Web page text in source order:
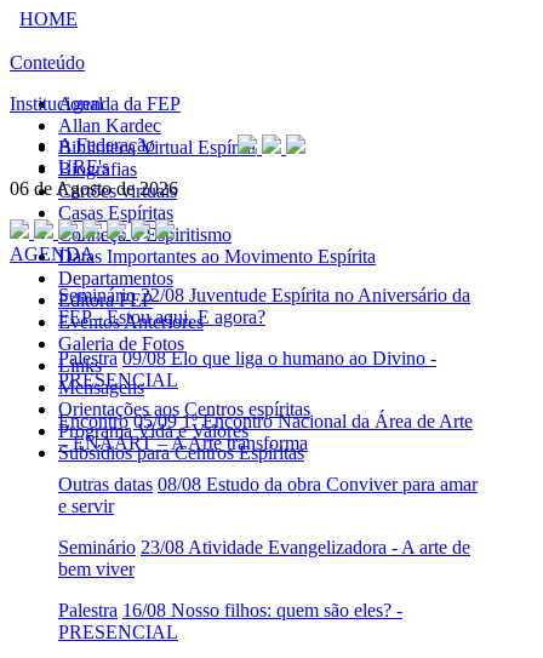
HOME
Conteúdo
Agenda da FEP
Allan Kardec
Biblioteca Virtual Espírita
Biografias
Cartões virtuais
Casas Espíritas
Conheça o Espiritismo
Datas Importantes ao Movimento Espírita
Departamentos
Editora FEP
Eventos Anteriores
Galeria de Fotos
Links
Mensagens
Orientações aos Centros espíritas
Programa Vida e Valores
Subsídios para Centros Espíritas
Institucional
A Federação
URE's
06 de Agosto de 2026
AGENDA
Seminário 22/08 Juventude Espírita no Aniversário da
FEP - Estou aqui. E agora?
Palestra 09/08 Elo que liga o humano ao Divino -
PRESENCIAL
Encontro 05/09 1º Encontro Nacional da Área de Arte
– ENAART – A Arte transforma
Outras datas 08/08 Estudo da obra Conviver para amar
e servir
Seminário 23/08 Atividade Evangelizadora - A arte de
bem viver
Palestra 16/08 Nosso filhos: quem são eles? -
PRESENCIAL